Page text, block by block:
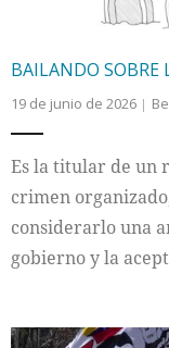
BAILANDO SOBRE
19 de junio de 2026
Es la titular de un
crimen
considerarlo una
gobierno y la